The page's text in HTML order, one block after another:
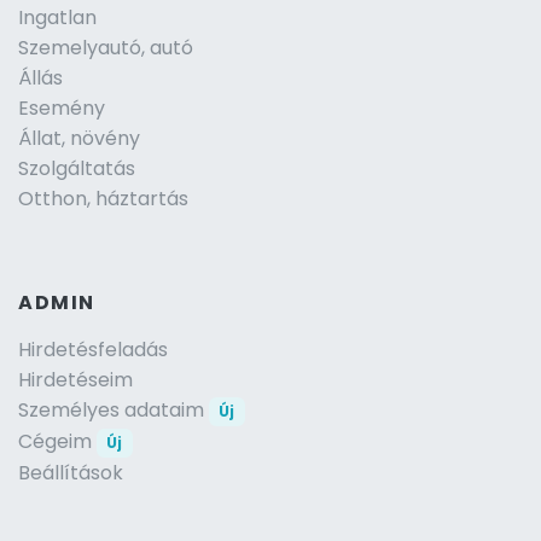
Ingatlan
Szemelyautó, autó
Állás
Esemény
Állat, növény
Szolgáltatás
Otthon, háztartás
ADMIN
Hirdetésfeladás
Hirdetéseim
Személyes adataim
Új
Cégeim Új
Beállítások